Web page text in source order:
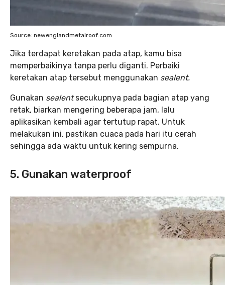
Source: newenglandmetalroof.com
Jika terdapat keretakan pada atap, kamu bisa
memperbaikinya tanpa perlu diganti. Perbaiki
keretakan atap tersebut menggunakan sealent.
Gunakan sealentsecukupnya pada bagian atap yang
retak, biarkan mengering beberapa jam, lalu
aplikasikan kembali agar tertutup rapat. Untuk
melakukan ini, pastikan cuaca pada hari itu cerah
sehingga ada waktu untuk kering sempurna.
5. Gunakan waterproof